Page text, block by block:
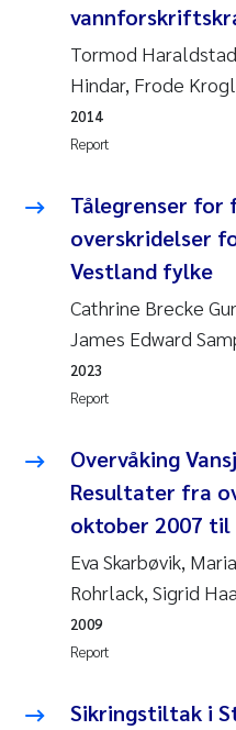
Anastasia
Sophie Mentzel
Jens Vedal
Uta Brandt
Richard Garth
Espen Lund
Bjørnar Andre
Nathalie
Peter Stig Hansen
Tormod
Hindar, Frode
Report
2014
Tålegrenser for
overskridelser
Vestland fylke
Cathrine Brecke
James Edward
Report
2023
Overvåking
Resultater fra
oktober 2007
Eva Skarbøvik,
Rohrlack, Sigrid
Report
2009
Sikringstiltak i